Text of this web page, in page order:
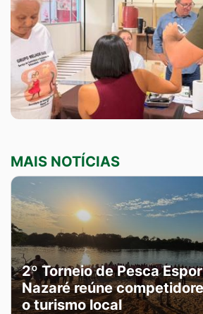
MAIS NOTÍCIAS
2º Torneio de Pesca
Nazaré reúne
o turismo local